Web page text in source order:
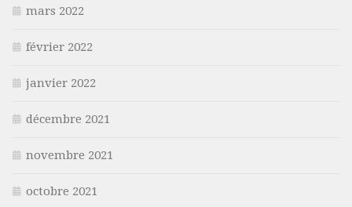
mars 2022
février 2022
janvier 2022
décembre 2021
novembre 2021
octobre 2021